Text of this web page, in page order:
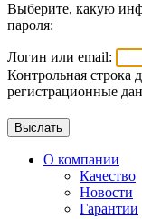
Выберите, какую
пароля:
Логин или email:
Контрольная строка
регистрационные
О компании
Качество
Новости
Гарантии